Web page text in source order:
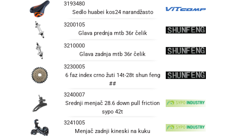
3193480
Sedlo huabei kos24 narandžasto
3200105
Glava prednja mtb 36r čelik
3210000
Glava zadnja mtb 36r čelik
3230005
6 faz index crno žuti 14t-28t shun feng
##
3240007
Srednji menjač 28.6 down pull friction
sypo 42t
3241005
Menjač zadnji kineski na kuku